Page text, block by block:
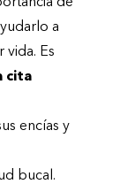
a
vida. Es
cita
encías y
bucal.